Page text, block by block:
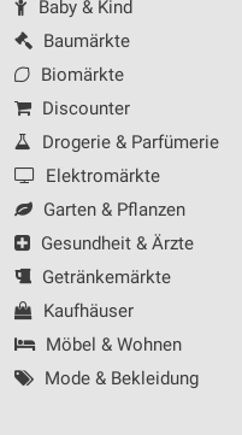
Baby & Kind
Baumärkte
Biomärkte
Discounter
Drogerie & Parfümerie
Elektromärkte
Garten & Pflanzen
Gesundheit & Ärzte
Getränkemärkte
Kaufhäuser
Möbel & Wohnen
Mode & Bekleidung
Performance
Funktional
Werbung